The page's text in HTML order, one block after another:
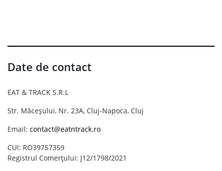
Date de contact
EAT & TRACK S.R.L
Str. Măceșului, Nr. 23A, Cluj-Napoca, Cluj
Email: contact@eatntrack.ro
CUI: RO39757359
Registrul Comerțului: J12/1798/2021